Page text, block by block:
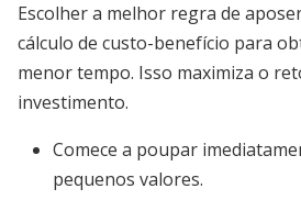
Escolher a melhor regra de
cálculo de custo-benefício para
menor tempo. Isso maximiza o
investimento.
Comece a poupar
pequenos valores.